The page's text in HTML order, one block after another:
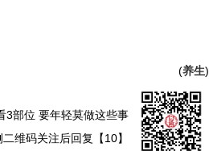
(养生)
3部位 要年轻莫做这些事
维码关注后回复【10】